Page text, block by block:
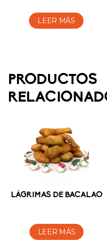
LEER MÁS
PRODUCTOS
LÁGRIMAS DE BACALAO
LEER MÁS